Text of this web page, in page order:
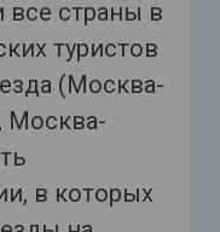
все страны в
туристов
(Москва-
Москва-
в которых